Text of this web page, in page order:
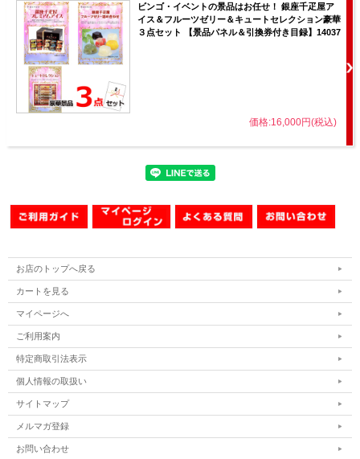
ビンゴ・イベントの景品はお任せ！ 銀座千疋屋ア
イス＆フルーツゼリー＆キュートセレクション豪華
３点セット 【景品パネル＆引換券付き目録】14037
価格:16,000円(税込)
お店のトップへ戻る
カートを見る
マイページへ
ご利用案内
特定商取引法表示
個人情報の取扱い
サイトマップ
メルマガ登録
お問い合わせ